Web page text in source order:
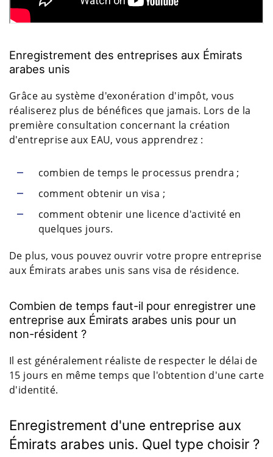
Enregistrement des entreprises aux Émirats
arabes unis
Grâce au système d'exonération d'impôt, vous
réaliserez plus de bénéfices que jamais. Lors de la
première consultation concernant la création
d'entreprise aux EAU, vous apprendrez :
combien de temps le processus prendra ;
comment obtenir un visa ;
comment obtenir une licence d'activité en
quelques jours.
De plus, vous pouvez ouvrir votre propre entreprise
aux Émirats arabes unis sans visa de résidence.
Combien de temps faut-il pour enregistrer une
entreprise aux Émirats arabes unis pour un
non-résident ?
Il est généralement réaliste de respecter le délai de
15 jours en même temps que l'obtention d'une carte
d'identité.
Enregistrement d'une entreprise aux
Émirats arabes unis. Quel type choisir ?